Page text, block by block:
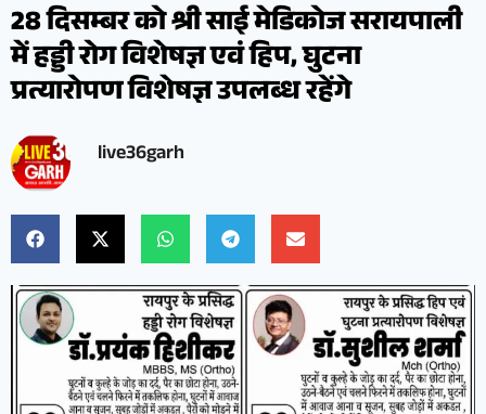
28 दिसम्बर को श्री साई मेडिकोज सरायपाली
में हड्डी रोग विशेषज्ञ एवं हिप, घुटना
प्रत्यारोपण विशेषज्ञ उपलब्ध रहेंगे
live36garh